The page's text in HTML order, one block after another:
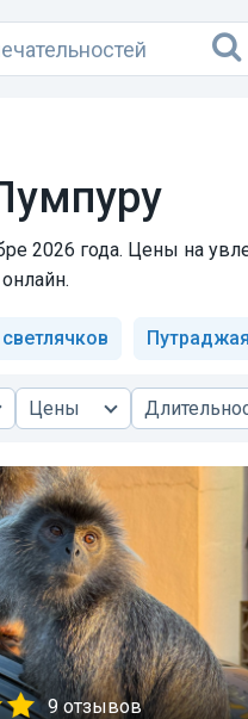
2026 года. Цены на
Путраджая
Цены
9 отзывов